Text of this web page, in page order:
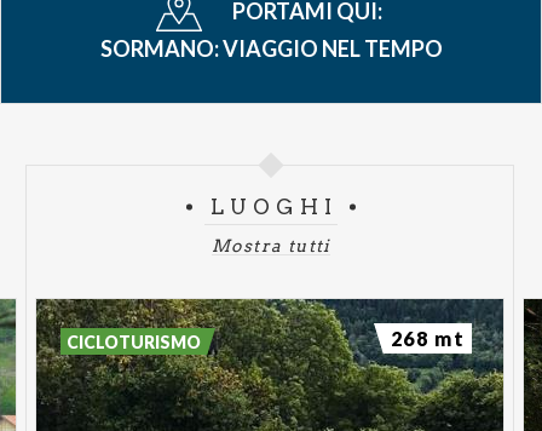
PORTAMI QUI:
SORMANO: VIAGGIO NEL TEMPO
LUOGHI
Mostra tutti
CICLOTURISMO 268 mt